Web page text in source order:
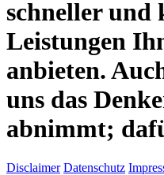
schneller und
Leistungen
anbieten.
uns das
abnimmt;
Disclaimer Datenschutz